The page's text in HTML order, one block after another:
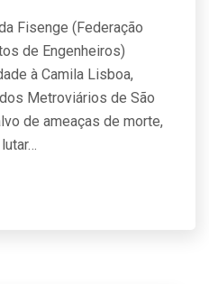
Fisenge (Federação
de Engenheiros)
à Camila Lisboa,
Metroviários de São
de ameaças de morte,